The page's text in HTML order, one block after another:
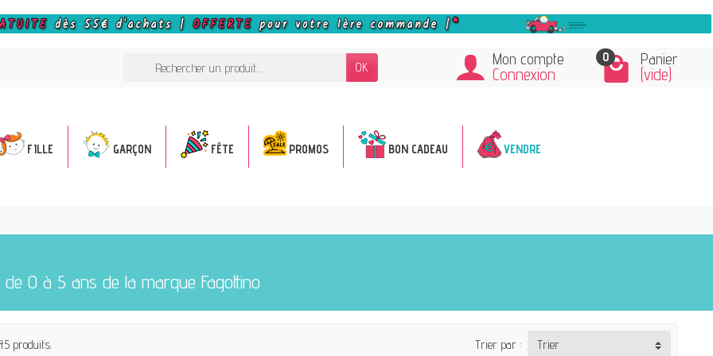
OK Mon compte
Connexion
0 Panier
(vide)
FILLE GARÇON FÊTE PROMOS BON CADEAU VENDRE
0 à 5 ans de la marque Fagottino
produits. Trier par : Trier